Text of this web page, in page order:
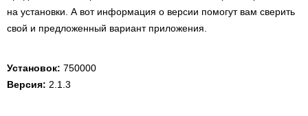
на установки. А вот информация о версии помогут вам сверить
свой и предложенный вариант приложения.
Установок: 750000
Версия: 2.1.3